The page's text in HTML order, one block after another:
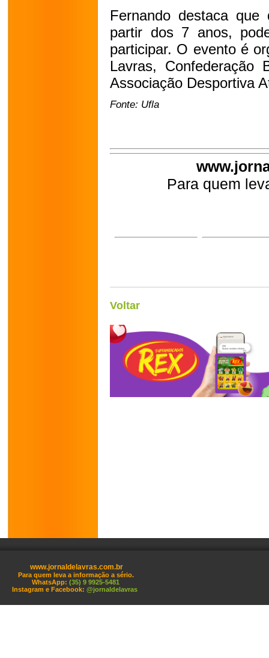
Fernando destaca que
partir dos 7 anos,
participar. O evento é
Lavras, Confederação
Associação Desportiva
Fonte: Ufla
Para quem
Voltar
www.jornaldelavras.com.br
Para quem leva a informação a sério.
WhatsApp: (35) 9 9925-5481
Instagram e Facebook: @jornaldelavras